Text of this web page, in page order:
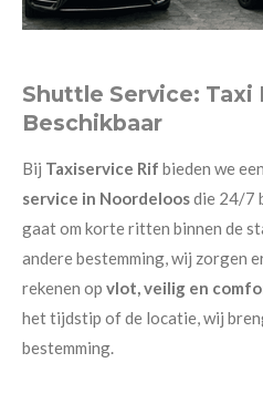
Shuttle Service: Taxi
Beschikbaar
Bij Taxiservice Rif bieden we
service in Noordeloosdie 24/7
gaat om korte ritten binnen de
andere bestemming, wij zorgen
rekenen op vlot, veilig en
het tijdstip of de locatie, wij
bestemming.